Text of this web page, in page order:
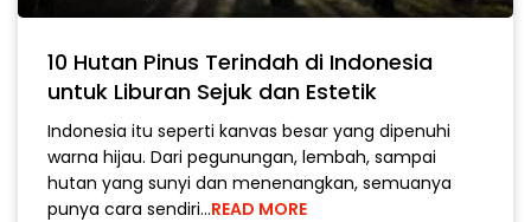
10 Hutan Pinus Terindah di Indonesia
untuk Liburan Sejuk dan Estetik
Indonesia itu seperti kanvas besar yang dipenuhi
warna hijau. Dari pegunungan, lembah, sampai
hutan yang sunyi dan menenangkan, semuanya
punya cara sendiri…READ MORE